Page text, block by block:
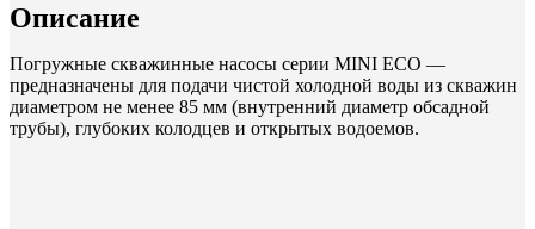
Описание
Погружные скважинные насосы серии MINI ЕСО —
предназначены для подачи чистой холодной воды из скважин
диаметром не менее 85 мм (внутренний диаметр обсадной
трубы), глубоких колодцев и открытых водоемов.